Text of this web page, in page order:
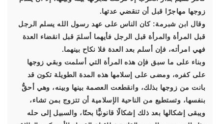
زوجها مهاجرًا قبل أن تنقضي عدتها.
وقال ابن شبرمة: كان الناس على عهد رسول الله يسلم الرجل
قبل المرأة والمرأة قبل الرجل فأيهما أسلمَ قبل انقضاء العدة
فهي امرأته، فإن أسلم بعد العدة فلا نكاح بينهما.
وبناء على ما سبق فإن هذه المرأة التي أسلمت وبقي زوجها
على كفره، ومضى على إسلامها هذه المدة الطويلة تكون قد
بانت من زوجها بذلك، وانقطعت العصمة بينها وبينه، وهي أحقُّ
بنفسها، وتستطيع من الناحية الإسلامية أن تتزوج بمن تشاء،
ويبقى إشكالها بعد ذلك إشكالًا قانونيًّا بحتًا، والسبيل إلى حله